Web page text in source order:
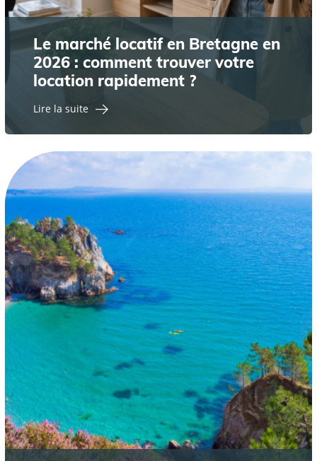
Le marché locatif en Bretagne en
2026 : comment trouver votre
location rapidement ?
Lire la suite